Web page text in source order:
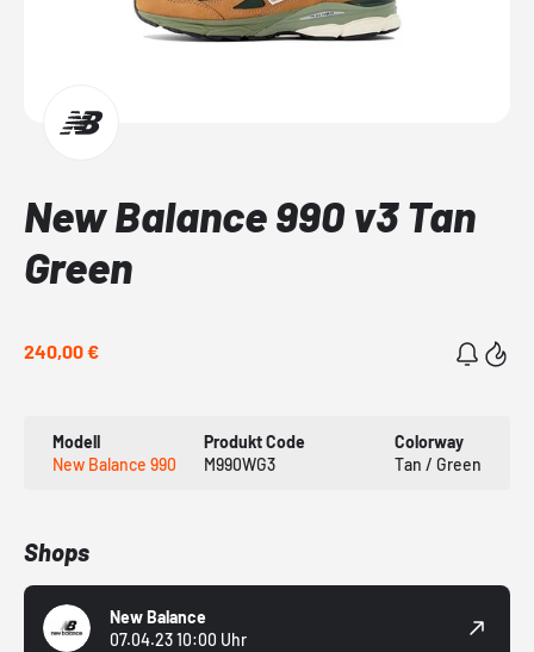
New Balance 990 v3 Tan
Green
240,00 €
Modell
New Balance 990
Produkt Code
M990WG3
Colorway
Tan / Green
Shops
New Balance
07.04.23 10:00 Uhr